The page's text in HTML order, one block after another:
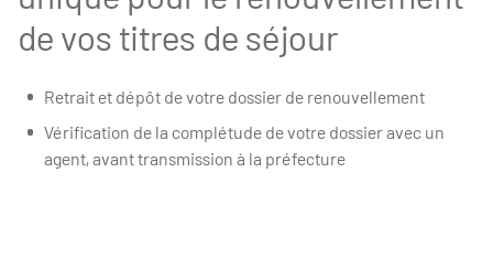
de vos titres de séjour
Retrait et dépôt de votre dossier de renouvellement
Vérification de la complétude de votre dossier avec un
agent, avant transmission à la préfecture